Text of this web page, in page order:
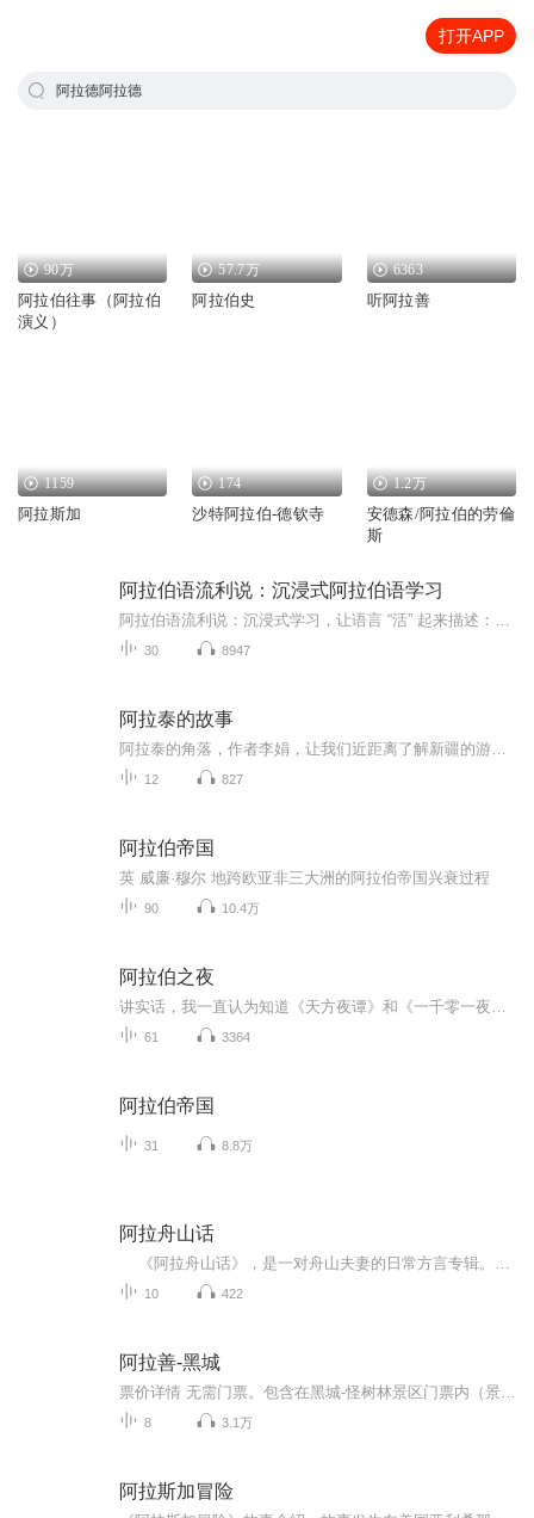
打开APP
阿拉德阿拉德
90万
阿拉伯往事（阿拉伯
演义）
57.7万
阿拉伯史
6363
听阿拉善
1159
阿拉斯加
174
沙特阿拉伯-德钦寺
1.2万
安德森/阿拉伯的劳倫
斯
阿拉伯语流利说：沉浸式阿拉伯语学习
30 8947
阿拉泰的故事
12 827
阿拉伯帝国
英 威廉·穆尔 地跨欧亚非三大洲的阿拉伯帝国兴衰过程
90 10.4万
阿拉伯之夜
61 3364
阿拉伯帝国
31 8.8万
阿拉舟山话
10 422
阿拉善-黑城
8 3.1万
阿拉斯加冒险